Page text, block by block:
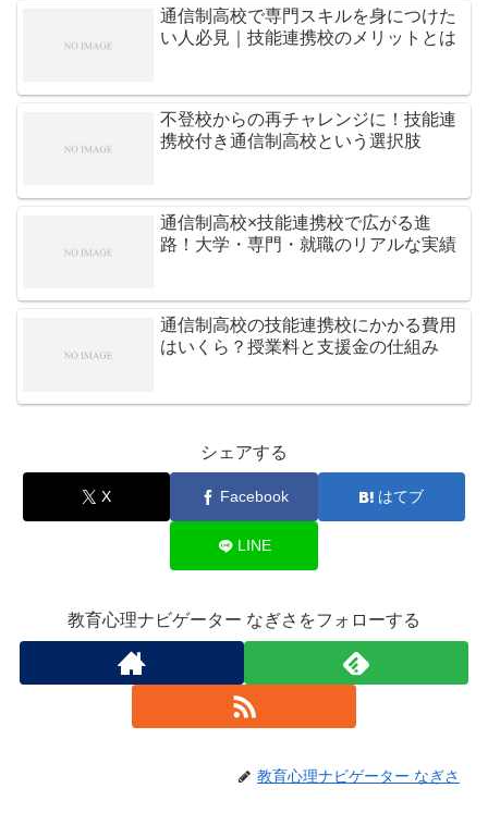
通信制高校で専門スキルを身につけた
い人必見｜技能連携校のメリットとは
不登校からの再チャレンジに！技能連
携校付き通信制高校という選択肢
通信制高校×技能連携校で広がる進
路！大学・専門・就職のリアルな実績
通信制高校の技能連携校にかかる費用
はいくら？授業料と支援金の仕組み
シェアする
X Facebook はてブ
LINE
教育心理ナビゲーター なぎさをフォローする
教育心理ナビゲーター なぎさ